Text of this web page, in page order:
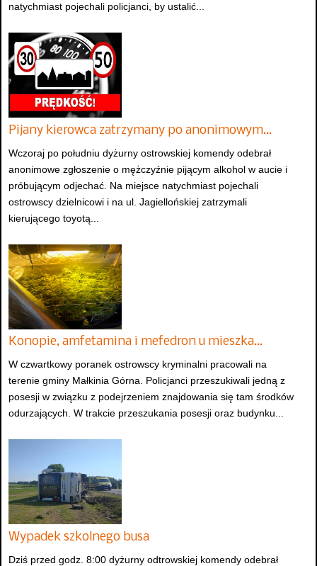
natychmiast pojechali policjanci, by ustalić...
Pijany kierowca zatrzymany po anonimowym…
Wczoraj po południu dyżurny ostrowskiej komendy odebrał
anonimowe zgłoszenie o mężczyźnie pijącym alkohol w aucie i
próbującym odjechać. Na miejsce natychmiast pojechali
ostrowscy dzielnicowi i na ul. Jagiellońskiej zatrzymali
kierującego toyotą...
Konopie, amfetamina i mefedron u mieszka…
W czwartkowy poranek ostrowscy kryminalni pracowali na
terenie gminy Małkinia Górna. Policjanci przeszukiwali jedną z
posesji w związku z podejrzeniem znajdowania się tam środków
odurzających. W trakcie przeszukania posesji oraz budynku...
Wypadek szkolnego busa
Dziś przed godz. 8:00 dyżurny odtrowskiej komendy odebrał